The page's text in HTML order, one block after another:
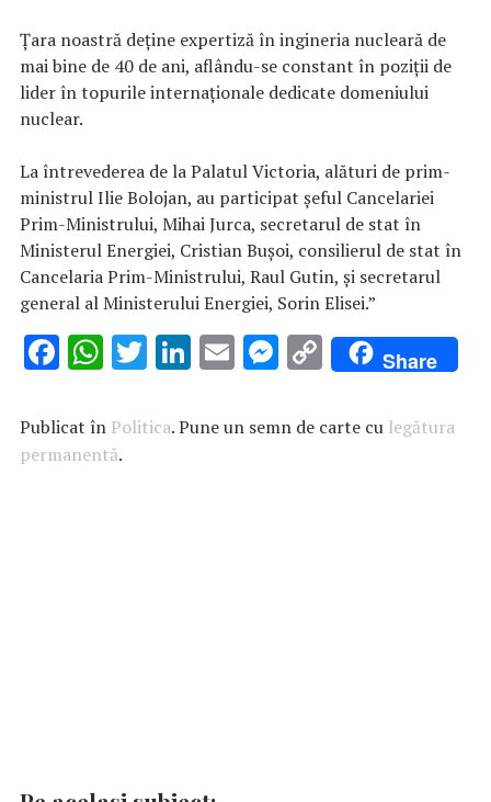
Țara noastră deține expertiză în ingineria nucleară de
mai bine de 40 de ani, aflându-se constant în poziții de
lider în topurile internaționale dedicate domeniului
nuclear.
La întrevederea de la Palatul Victoria, alături de prim-
ministrul Ilie Bolojan, au participat șeful Cancelariei
Prim-Ministrului, Mihai Jurca, secretarul de stat în
Ministerul Energiei, Cristian Bușoi, consilierul de stat în
Cancelaria Prim-Ministrului, Raul Gutin, și secretarul
general al Ministerului Energiei, Sorin Elisei.”
F
e
b
W
at
s
T
it
Li
k
E
ai
M
se
C
o
p
Share
Publicat în Politica. Pune un semn de carte cu legătura
permanentă.